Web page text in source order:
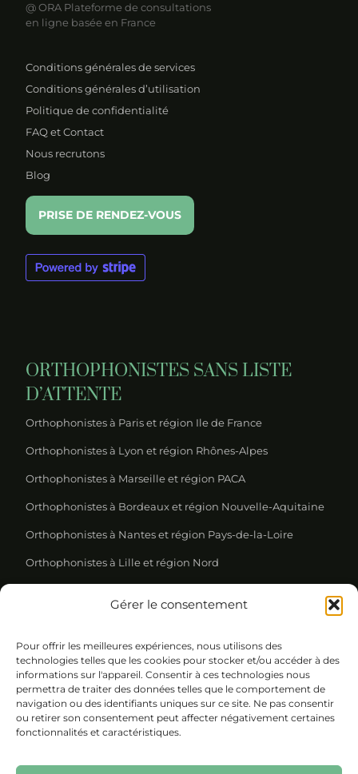
Gérer le consentement
Pour offrir les meilleures expériences, nous utilisons des
technologies telles que les cookies pour stocker et/ou accéder à des
informations sur l'appareil. Consentir à ces technologies nous
permettra de traiter des données telles que le comportement de
navigation ou des identifiants uniques sur ce site. Ne pas consentir
ou retirer son consentement peut affecter négativement certaines
fonctionnalités et caractéristiques.
@ ORA Plateforme de consultations
en ligne basée en France
Conditions générales de services
Conditions générales d’utilisation
Politique de confidentialité
FAQ et Contact
Nous recrutons
Blog
PRISE DE RENDEZ-VOUS
ORTHOPHONISTES SANS LISTE
D’ATTENTE
Orthophonistes à Paris et région Ile de France
Orthophonistes à Lyon et région Rhônes-Alpes
Orthophonistes à Marseille et région PACA
Orthophonistes à Bordeaux et région Nouvelle-Aquitaine
Orthophonistes à Nantes et région Pays-de-la-Loire
Orthophonistes à Lille et région Nord
Please leave this field empty.